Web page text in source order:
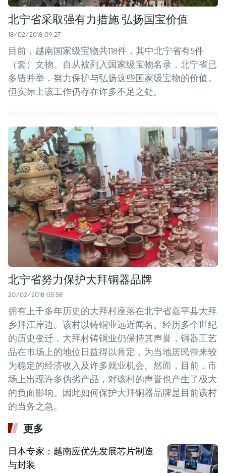
北宁省采取强有力措施 弘扬国宝价值
18/02/2018 09:27
目前，越南国家级宝物共118件，其中北宁省有5件
（套）文物。自从被列入国家级宝物名录，北宁省已
多错并举，努力保护与弘扬这些国家级宝物的价值。
但实际上该工作仍存在许多不足之处。
北宁省努力保护大拜铜器品牌
20/02/2018 05:58
拥有上千多年历史的大拜村座落在北宁省嘉平县大拜
乡拜江岸边。该村以铸铜业远近闻名。经历多个世纪
的历史变迁，大拜村铸铜业仍保持其声誉，铜器工艺
品在市场上的地位日益得以肯定，为当地居民带来较
为稳定的经济收入及许多就业机会。然而，目前，市
场上出现许多伪劣产品，对该村的声誉也产生了极大
的负面影响。因此如何保护大拜铜器品牌是目前该村
的当务之急。
更多
日本专家：越南应优先发展芯片制造
与封装